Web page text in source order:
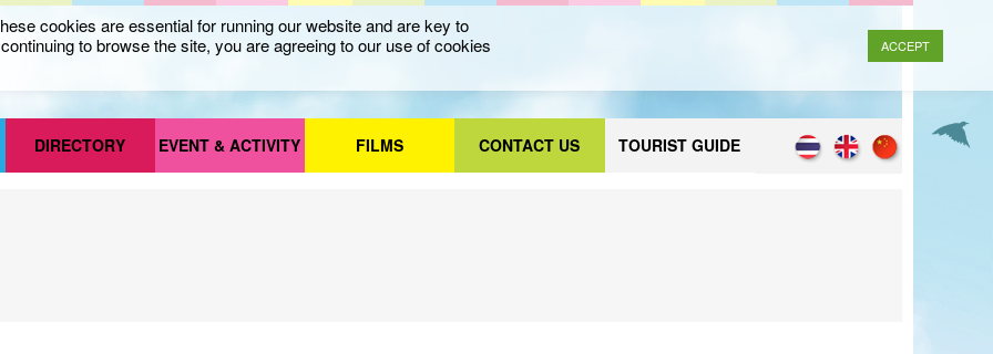
DIRECTORY EVENT & ACTIVITY FILMS CONTACT US TOURIST GUIDE
cookies are essential for running our website and are key to
to browse the site, you are agreeing to our use of cookies
ACCEPT